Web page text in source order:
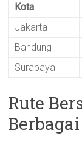
Kota
Jakarta
Bandung
Surabaya
Rute